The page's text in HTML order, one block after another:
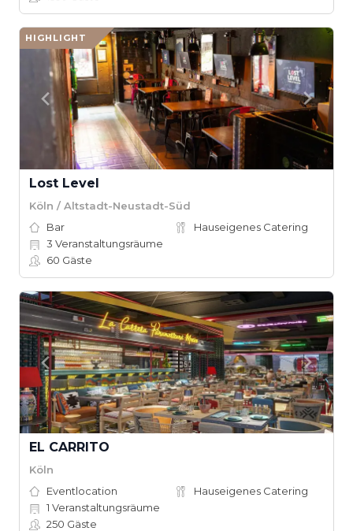
HIGHLIGHT
Lost Level
Köln / Altstadt-Neustadt-Süd
Bar
Hauseigenes Catering
3 Veranstaltungsräume
60 Gäste
EL CARRITO
Köln
Eventlocation
Hauseigenes Catering
1 Veranstaltungsräume
250 Gäste